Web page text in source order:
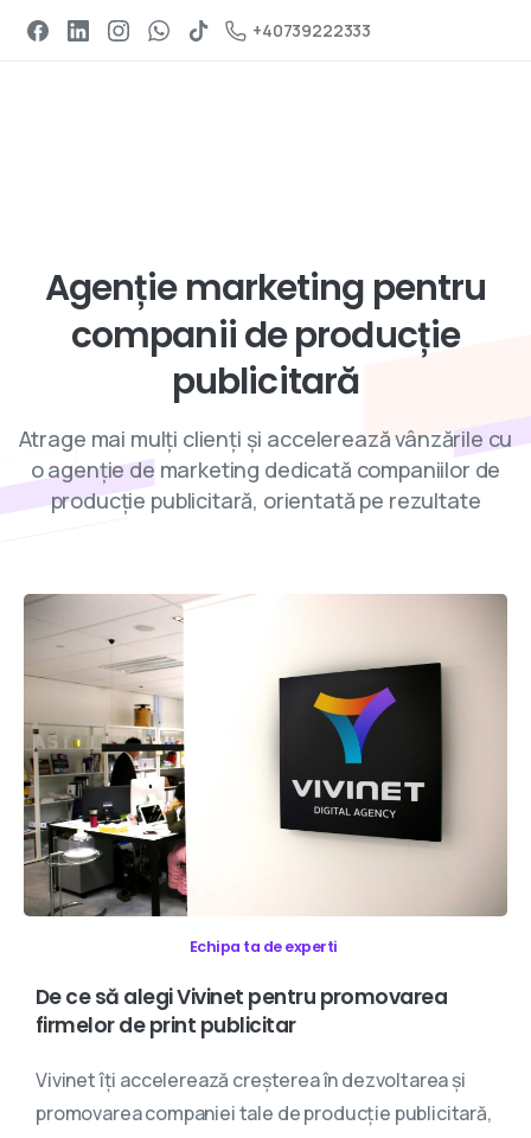
+40739222333
Agenție marketing pentru
companiideproducție
publicitară
Atrage mai mulți clienți și accelerează vânzările cu
o agenție de marketing dedicată companiilor de
producție publicitară, orientată pe rezultate
Echipa ta de experti
Decesă alegiVivinet pentru promovarea
firmelordeprint publicitar
Vivinet îți accelerează creșterea în dezvoltarea și
promovarea companiei tale de producție publicitară,